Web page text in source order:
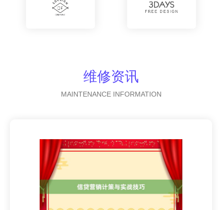
维修资讯
MAINTENANCE INFORMATION